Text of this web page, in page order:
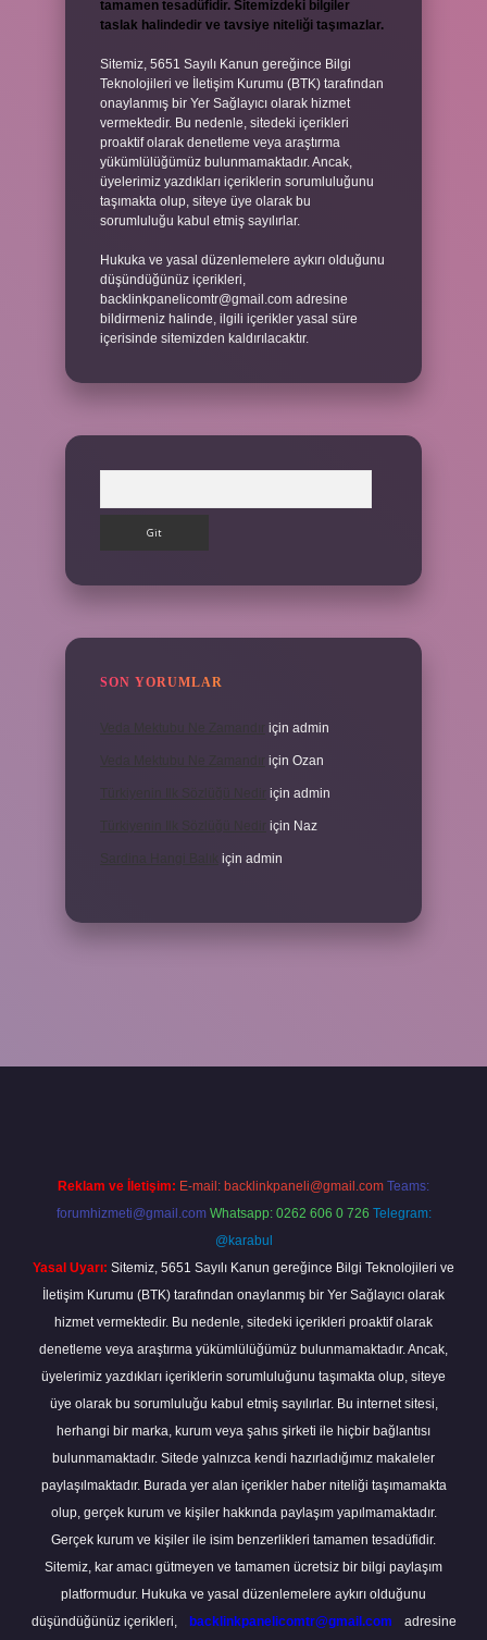
tamamen tesadüfidir. Sitemizdeki bilgiler
taslak halindedir ve tavsiye niteliği taşımazlar.
Sitemiz, 5651 Sayılı Kanun gereğince Bilgi
Teknolojileri ve İletişim Kurumu (BTK) tarafından
onaylanmış bir Yer Sağlayıcı olarak hizmet
vermektedir. Bu nedenle, sitedeki içerikleri
proaktif olarak denetleme veya araştırma
yükümlülüğümüz bulunmamaktadır. Ancak,
üyelerimiz yazdıkları içeriklerin sorumluluğunu
taşımakta olup, siteye üye olarak bu
sorumluluğu kabul etmiş sayılırlar.
Hukuka ve yasal düzenlemelere aykırı olduğunu
düşündüğünüz içerikleri,
backlinkpanelicomtr@gmail.com adresine
bildirmeniz halinde, ilgili içerikler yasal süre
içerisinde sitemizden kaldırılacaktır.
SON YORUMLAR
için admin
için Ozan
için admin
için Naz
için admin
Reklam ve İletişim: E-mail: backlinkpaneli@gmail.com Teams:
forumhizmeti@gmail.com Whatsapp: 0262 606 0 726 Telegram:
@karabul
Yasal Uyarı: Sitemiz, 5651 Sayılı Kanun gereğince Bilgi Teknolojileri ve
İletişim Kurumu (BTK) tarafından onaylanmış bir Yer Sağlayıcı olarak
hizmet vermektedir. Bu nedenle, sitedeki içerikleri proaktif olarak
denetleme veya araştırma yükümlülüğümüz bulunmamaktadır. Ancak,
üyelerimiz yazdıkları içeriklerin sorumluluğunu taşımakta olup, siteye
üye olarak bu sorumluluğu kabul etmiş sayılırlar. Bu internet sitesi,
herhangi bir marka, kurum veya şahıs şirketi ile hiçbir bağlantısı
bulunmamaktadır. Sitede yalnızca kendi hazırladığımız makaleler
paylaşılmaktadır. Burada yer alan içerikler haber niteliği taşımamakta
olup, gerçek kurum ve kişiler hakkında paylaşım yapılmamaktadır.
Gerçek kurum ve kişiler ile isim benzerlikleri tamamen tesadüfidir.
Sitemiz, kar amacı gütmeyen ve tamamen ücretsiz bir bilgi paylaşım
platformudur. Hukuka ve yasal düzenlemelere aykırı olduğunu
düşündüğünüz içerikleri,
backlinkpanelicomtr@gmail.com adresine